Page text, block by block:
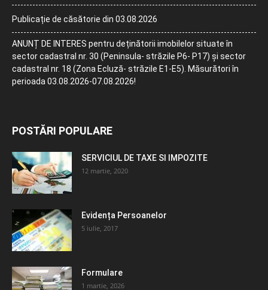
Publicație de căsătorie din 03.08.2026
ANUNȚ DE INTERES pentru deținătorii imobilelor situate în
sector cadastral nr. 30 (Peninsula- străzile P6- P17) și sector
cadastral nr. 18 (Zona Ecluză- străzile E1-E5). Măsurători în
perioada 03.08.2026-07.08.2026!
POSTĂRI POPULARE
SERVICIUL DE TAXE SI IMPOZITE
12 martie, 2020
Evidența Persoanelor
5 iulie, 2017
Formulare
1 martie, 2026